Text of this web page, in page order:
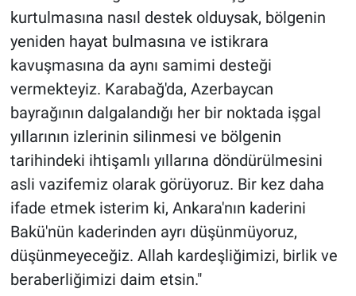
kurtulmasına nasıl destek olduysak, bölgenin
yeniden hayat bulmasına ve istikrara
kavuşmasına da aynı samimi desteği
vermekteyiz. Karabağ'da, Azerbaycan
bayrağının dalgalandığı her bir noktada işgal
yıllarının izlerinin silinmesi ve bölgenin
tarihindeki ihtişamlı yıllarına döndürülmesini
asli vazifemiz olarak görüyoruz. Bir kez daha
ifade etmek isterim ki, Ankara'nın kaderini
Bakü'nün kaderinden ayrı düşünmüyoruz,
düşünmeyeceğiz. Allah kardeşliğimizi, birlik ve
beraberliğimizi daim etsin."